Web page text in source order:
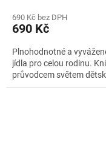
690 Kč bez DPH
690 Kč
Plnohodnotné a
jídla pro celou rodinu.
průvodcem světem